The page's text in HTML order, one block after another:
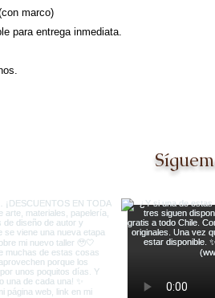
marco)
para entrega inmediata.